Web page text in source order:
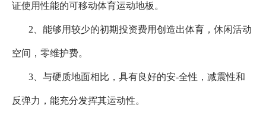
证使用性能的可移动体育运动地板。
2 、能够用较少的初期投资费用创造出体育，休闲活动
空间，零维护费。
3 、与硬质地面相比，具有良好的安-全性，减震性和
反弹力，能充分发挥其运动性。